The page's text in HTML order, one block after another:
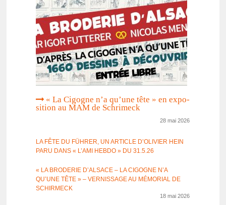
« La Cigogne n’a qu’une tête » en expo­
si­tion au MAM de Schri­meck
28 mai 2026
LA FÊTE DU FÜHRER, UN ARTICLE D’OLI­VIER HEIN
PARU DANS « L’AMI HEBDO » DU 31.5.26
« LA BRODE­RIE D’AL­SACE – LA CIGOGNE N’A
QU’UNE TÊTE » – VERNIS­SAGE AU MÉMO­RIAL DE
SCHIR­MECK
18 mai 2026